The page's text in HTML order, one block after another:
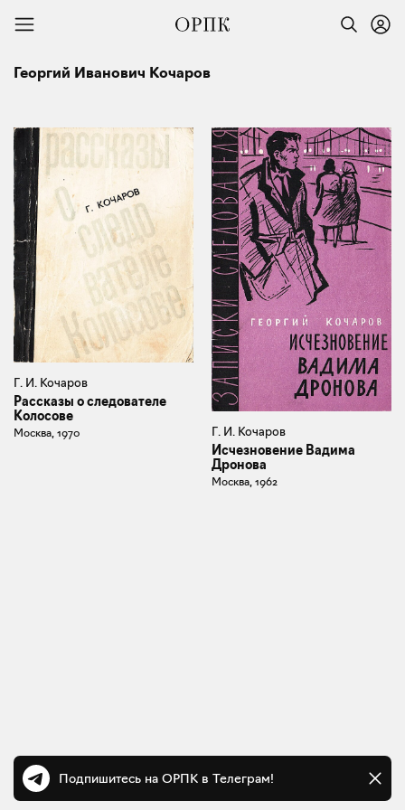
Георгий Иванович Кочаров
Г. И. Кочаров
Рассказы о следователе
Колосове
Москва, 1970 Г. И. Кочаров
Исчезновение Вадима
Дронова
Москва, 1962
Подпишитесь на ОРПК в Телеграм!